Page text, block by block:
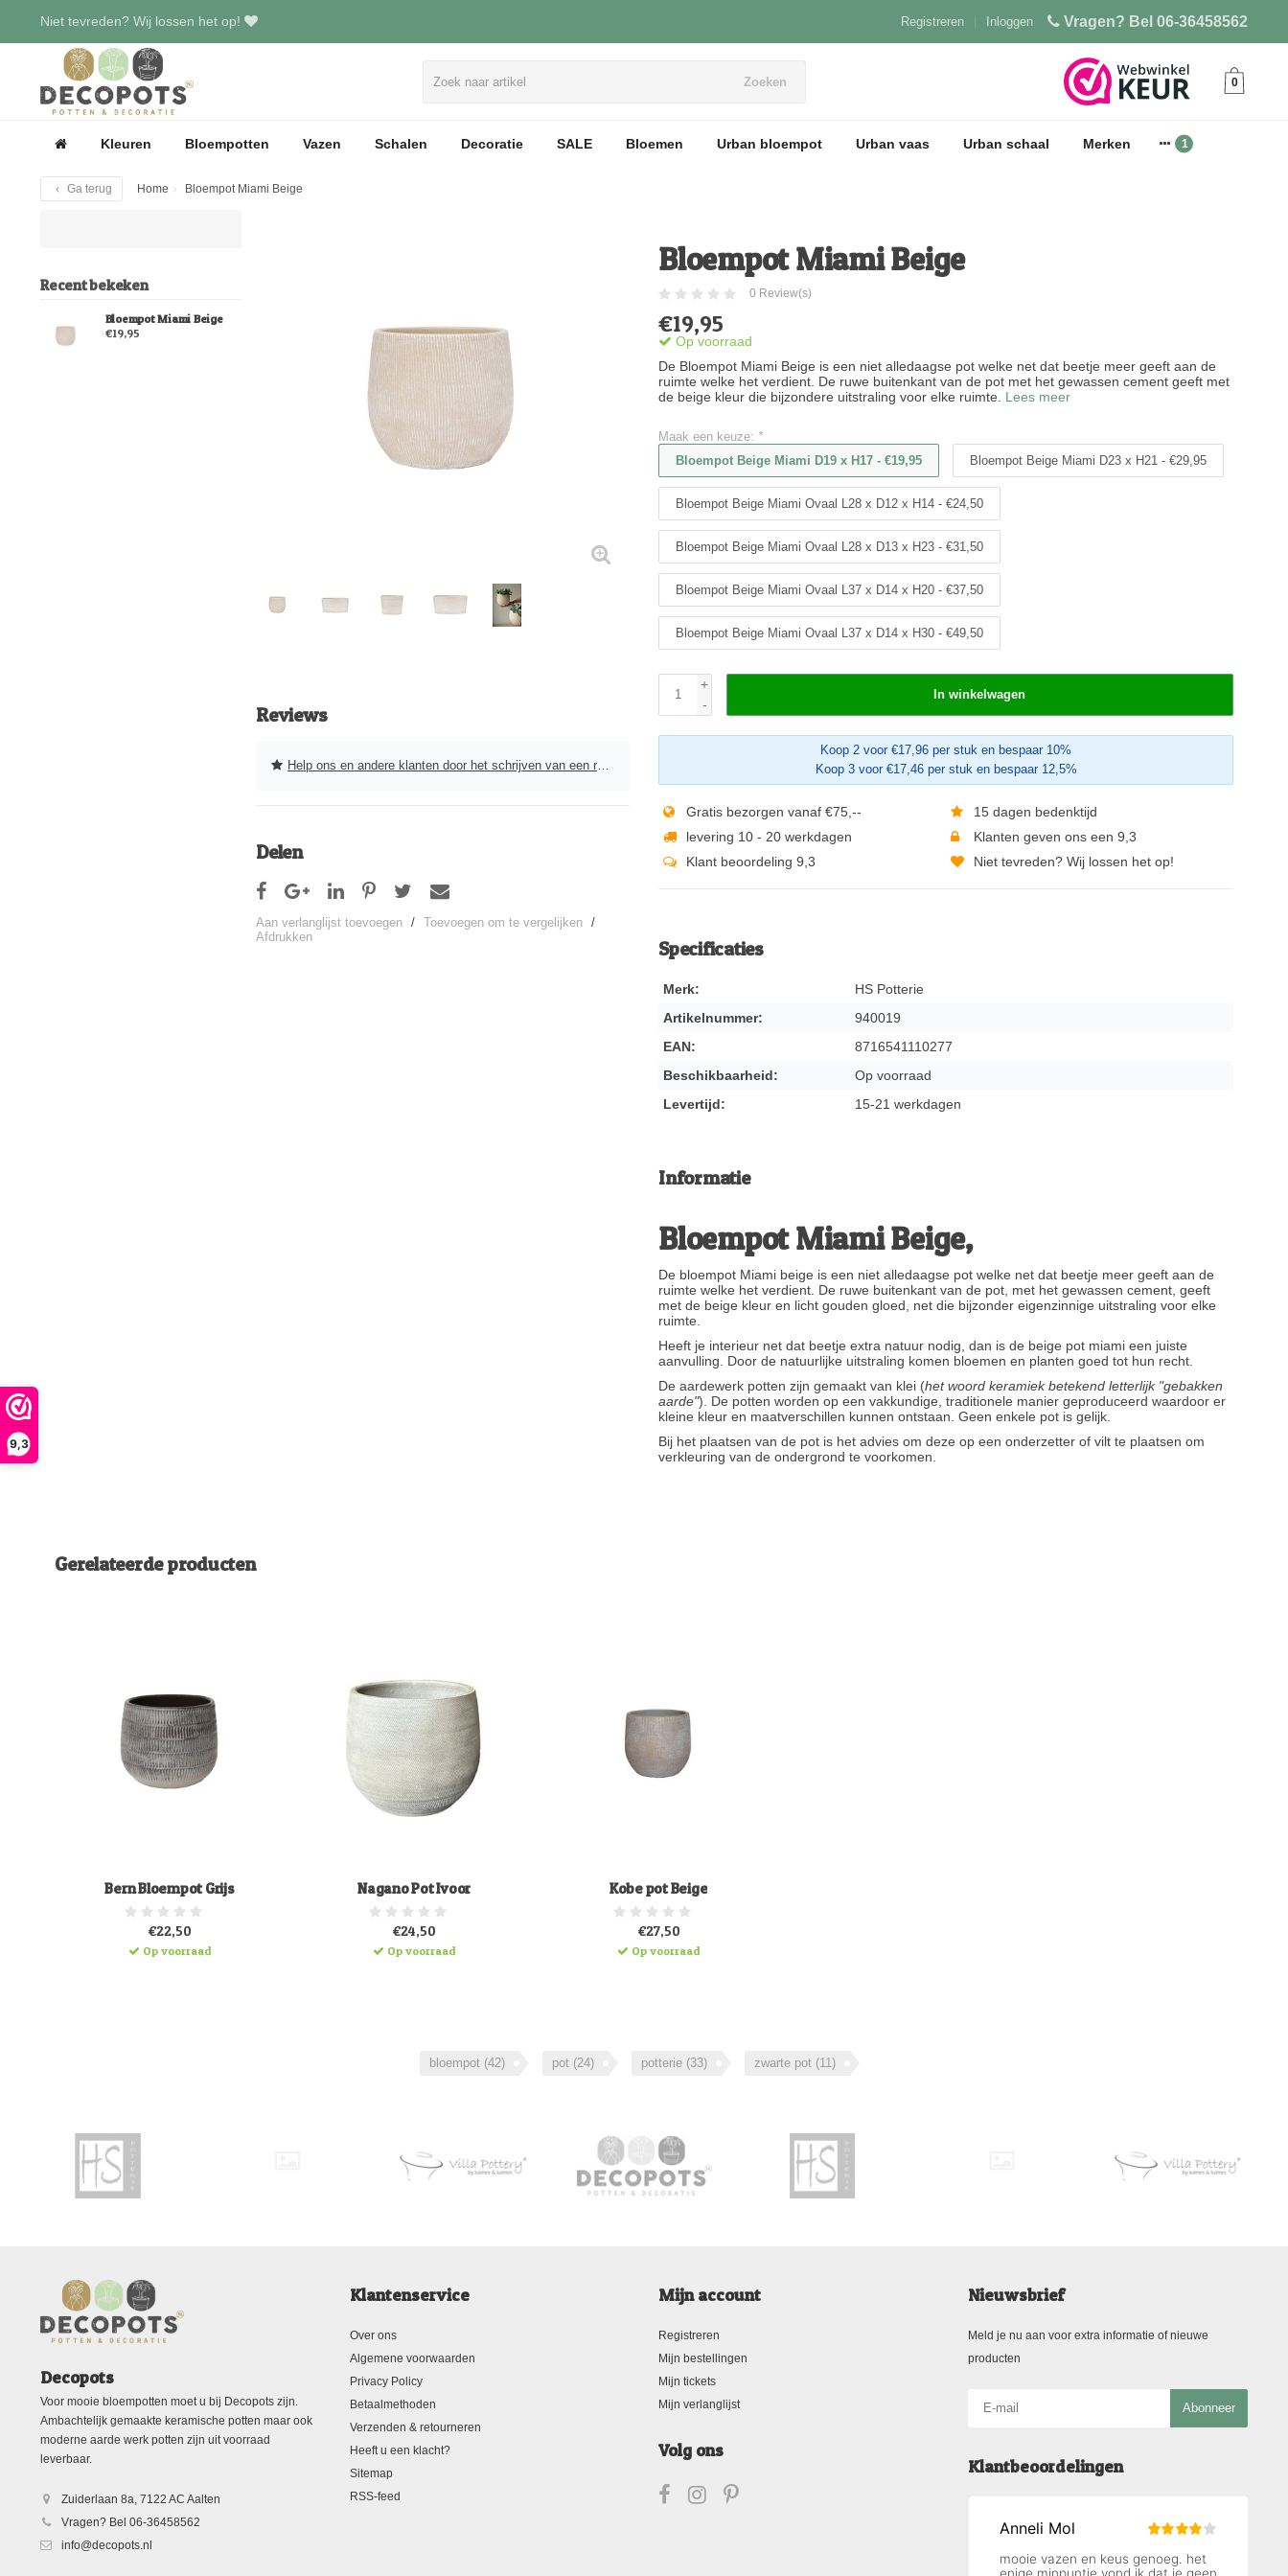
9,3
Niet tevreden? Wij lossen het op! Vragen? Bel 06-36458562
Inloggen
Registreren
Zoeken 0
Kleuren Bloempotten Vazen Schalen Decoratie SALE Bloemen Urban bloempot Urban vaas Urban schaal Merken
Ga terug Home Bloempot Miami Beige
Recent bekeken
Bloempot Miami Beige
€19,95
Reviews
Help ons en andere klanten door het schrijven van een review
Delen
Aan verlanglijst toevoegen / Toevoegen om te vergelijken /
Afdrukken
Bloempot Miami Beige
0 Review(s)
€19,95
Op voorraad
De Bloempot Miami Beige is een niet alledaagse pot welke net dat beetje meer geeft aan de
ruimte welke het verdient. De ruwe buitenkant van de pot met het gewassen cement geeft met
de beige kleur die bijzondere uitstraling voor elke ruimte. Lees meer
Maak een keuze: *
Bloempot Beige Miami D19 x H17 - €19,95
Bloempot Beige Miami D23 x H21 - €29,95
Bloempot Beige Miami Ovaal L28 x D12 x H14 - €24,50
Bloempot Beige Miami Ovaal L28 x D13 x H23 - €31,50
Bloempot Beige Miami Ovaal L37 x D14 x H20 - €37,50
Bloempot Beige Miami Ovaal L37 x D14 x H30 - €49,50
+
-
In winkelwagen
Koop 2 voor €17,96 per stuk en bespaar 10%
Koop 3 voor €17,46 per stuk en bespaar 12,5%
Gratis bezorgen vanaf €75,--
15 dagen bedenktijd
levering 10 - 20 werkdagen
Klanten geven ons een 9,3
Klant beoordeling 9,3
Niet tevreden? Wij lossen het op!
Specificaties
Merk:
HS Potterie
Artikelnummer:
940019
EAN:
8716541110277
Beschikbaarheid:
Op voorraad
Levertijd:
15-21 werkdagen
Informatie
Bloempot Miami Beige,
De bloempot Miami beige is een niet alledaagse pot welke net dat beetje meer geeft aan de
ruimte welke het verdient. De ruwe buitenkant van de pot, met het gewassen cement, geeft
met de beige kleur en licht gouden gloed, net die bijzonder eigenzinnige uitstraling voor elke
ruimte.
Heeft je interieur net dat beetje extra natuur nodig, dan is de beige pot miami een juiste
aanvulling. Door de natuurlijke uitstraling komen bloemen en planten goed tot hun recht.
De aardewerk potten zijn gemaakt van klei (het woord keramiek betekend letterlijk "gebakken
aarde"). De potten worden op een vakkundige, traditionele manier geproduceerd waardoor er
kleine kleur en maatverschillen kunnen ontstaan. Geen enkele pot is gelijk.
Bij het plaatsen van de pot is het advies om deze op een onderzetter of vilt te plaatsen om
verkleuring van de ondergrond te voorkomen.
Gerelateerde producten
Bern Bloempot Grijs
€22,50
Op voorraad
Nagano Pot Ivoor
€24,50
Op voorraad
Kobe pot Beige
€27,50
Op voorraad
bloempot (42) pot (24) potterie (33) zwarte pot (11)
Decopots
Voor mooie bloempotten moet u bij Decopots zijn.
Ambachtelijk gemaakte keramische potten maar ook
moderne aarde werk potten zijn uit voorraad
leverbaar.
Zuiderlaan 8a, 7122 AC Aalten
Vragen? Bel 06-36458562
info@decopots.nl
Klantenservice
Over ons
Algemene voorwaarden
Privacy Policy
Betaalmethoden
Verzenden & retourneren
Heeft u een klacht?
Sitemap
RSS-feed
Mijn account
Registreren
Mijn bestellingen
Mijn tickets
Mijn verlanglijst
Volg ons
Nieuwsbrief
Meld je nu aan voor extra informatie of nieuwe
producten
Abonneer
Klantbeoordelingen